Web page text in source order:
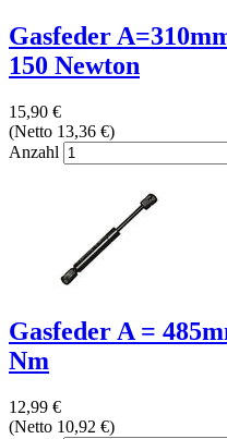
Gasfeder
150 Newton
15,90 €
(Netto 13,36 €)
Anzahl
Gasfeder A =
Nm
12,99 €
(Netto 10,92 €)